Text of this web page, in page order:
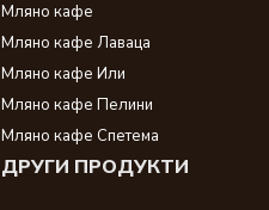
Мляно кафе
Мляно кафе Лаваца
Мляно кафе Или
Мляно кафе Пелини
Мляно кафе Спетема
ДРУГИ ПРОДУКТИ